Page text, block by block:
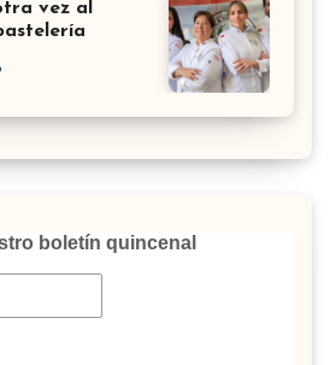
vez al
boletín quincenal